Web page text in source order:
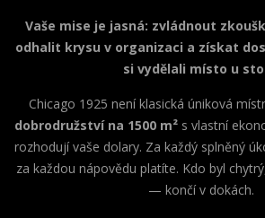
Vaše mise je jasná: zvládnout
odhalit krysu v organizaci a získat
si vydělali místo u
Chicago 1925 není klasická úniková
dobrodružství na 1500 m²s vlastní
rozhodují vaše dolary. Za každý splněný
za každou nápovědu platíte. Kdo byl
— končí v dokách.